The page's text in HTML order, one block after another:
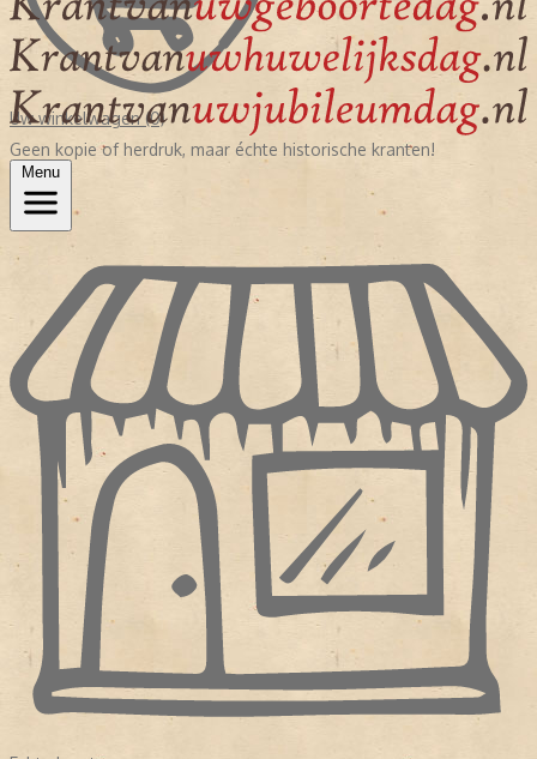
Uw winkelwagen (0)
Geen kopie of herdruk, maar échte historische kranten!
Menu